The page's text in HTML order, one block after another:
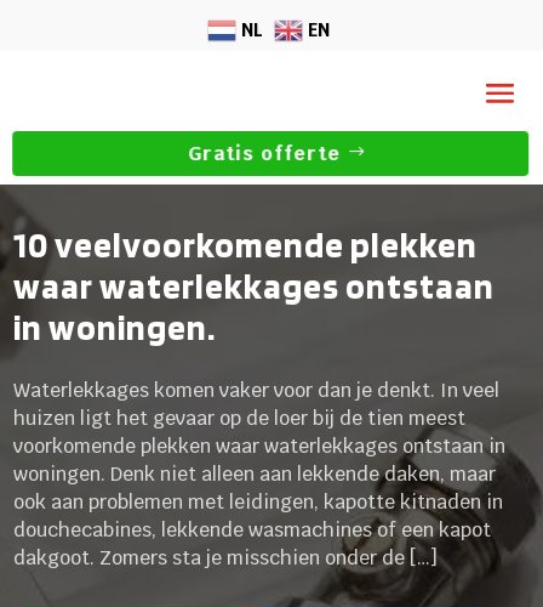
NL EN
Gratis offerte
10 veelvoorkomende plekken
waar waterlekkages ontstaan
in woningen.
Waterlekkages komen vaker voor dan je denkt. In veel
huizen ligt het gevaar op de loer bij de tien meest
voorkomende plekken waar waterlekkages ontstaan in
woningen. Denk niet alleen aan lekkende daken, maar
ook aan problemen met leidingen, kapotte kitnaden in
douchecabines, lekkende wasmachines of een kapot
dakgoot. Zomers sta je misschien onder de […]